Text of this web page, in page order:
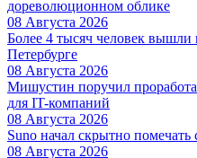
дореволюционном облике
08 Августа 2026
Более 4 тысяч человек вышли
Петербурге
08 Августа 2026
Мишустин поручил
для IT-компаний
08 Августа 2026
Suno начал скрытно
08 Августа 2026